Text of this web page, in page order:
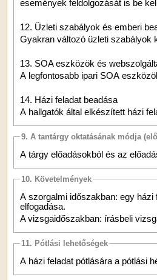
események feldolgozását is be
12. Üzleti szabályok és emberi
Gyakran változó üzleti szabályok
13. SOA eszközök és
A legfontosabb ipari SOA
14. Házi feladat beadása
A hallgatók által elkészített házi
9. A tantárgy oktatásának módja
A tárgy előadásokból és az
10. Követelmények
A szorgalmi időszakban: egy
elfogadása.
A vizsgaidőszakban: írásbeli
11. Pótlási lehetőségek
A házi feladat pótlására a pótlási